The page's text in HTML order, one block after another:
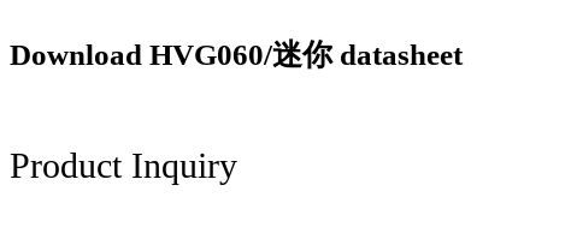
Download HVG060/迷你 datasheet
Product Inquiry